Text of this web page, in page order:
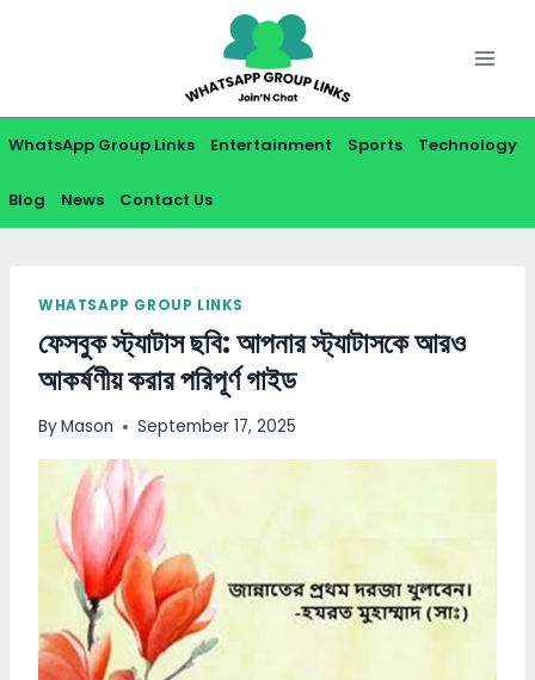
WhatsApp Group Links Entertainment Sports Technology
Blog News Contact Us
WHATSAPP GROUP LINKS
ফেসবুক স্ট্যাটাস ছবি: আপনার স্ট্যাটাসকে আরও
আকর্ষণীয় করার পরিপূর্ণ গাইড
ByMason September 17, 2025